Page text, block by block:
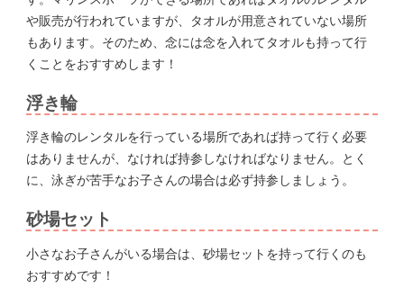
や販売が行われていますが、タオルが用意されていない場所
もあります。そのため、念には念を入れてタオルも持って行
くことをおすすめします！
浮き輪
浮き輪のレンタルを行っている場所であれば持って行く必要
はありませんが、なければ持参しなければなりません。とく
に、泳ぎが苦手なお子さんの場合は必ず持参しましょう。
砂場セット
小さなお子さんがいる場合は、砂場セットを持って行くのも
おすすめです！